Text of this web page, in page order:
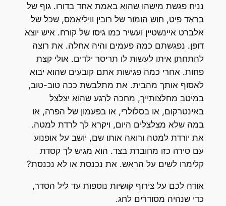
נניח פגשת מישהו שהוא באמת אחד בדורו. גוף של
בראד פיט, חוש הומור של רובין וויליאמס, שכל של
אלברט איינשטיין ועשיר כמו גיסו של קורח. איש יוצא
דופן. נפגשתם כמה פעמים והיה אחלה. את רוצה
להתחתן איתו לעשות לו תריסר ילדים. אולי קצת
פחות. אחרי כמה פגישות אתם קובעים שהוא יבוא
לאסוף אותך מהבית. את מתלבשת ככה טוב-טוב,
במיטב מחלצותייך, מחכה לרגע שהוא יצלצל
באינטרקום, או בסלולרי, או בפעמון של הפרה, או
במה שלא מצלצלים היום, ויקרא לך לרדת למטה.
את יורדת למטה ורואה אותו שם, יושב על אופנוע
עם סירה כזו מחוברת בצד. הוא מגיש לך קסדת
קלימרו לשים על הראש. את נכנסת או לא נכנסת?
אודה לכם על צירוף קושיות נוספות עד ליל הסדר,
כדי שנהיה מסודרים לחג.